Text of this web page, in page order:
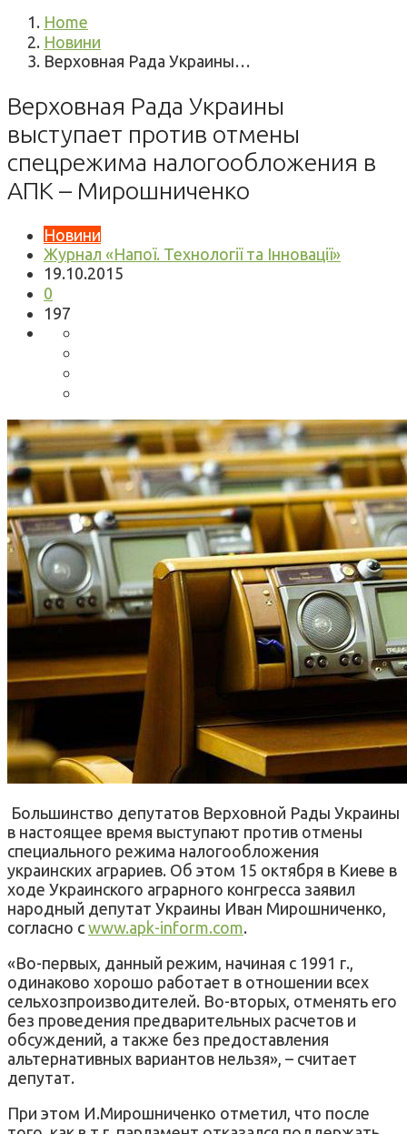
Home
Новини
Верховная Рада Украины…
Верховная Рада Украины
выступает против отмены
спецрежима налогообложения в
АПК – Мирошниченко
Новини
Журнал «Напої. Технології та Інновації»
19.10.2015
0
197
Большинство депутатов Верховной Рады Украины
в настоящее время выступают против отмены
специального режима налогообложения
украинских аграриев. Об этом 15 октября в Киеве в
ходе Украинского аграрного конгресса заявил
народный депутат Украины Иван Мирошниченко,
согласно с www.apk-inform.com.
«Во-первых, данный режим, начиная с 1991 г.,
одинаково хорошо работает в отношении всех
сельхозпроизводителей. Во-вторых, отменять его
без проведения предварительных расчетов и
обсуждений, а также без предоставления
альтернативных вариантов нельзя», – считает
депутат.
При этом И.Мирошниченко отметил, что после